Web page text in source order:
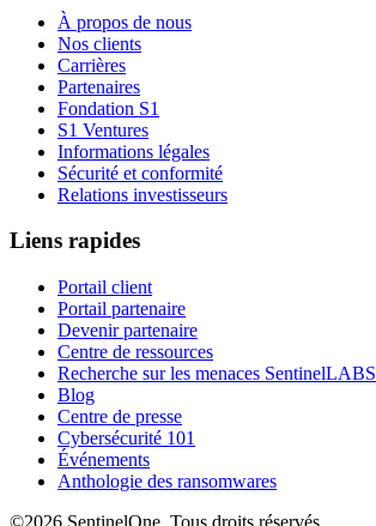
À propos de nous
Nos clients
Carrières
Partenaires
Fondation S1
S1 Ventures
Informations légales
Sécurité et conformité
Relations investisseurs
Liens rapides
Portail client
Portail partenaire
Devenir partenaire
Centre de ressources
Recherche sur les menaces SentinelLABS
Blog
Centre de presse
Cybersécurité 101
Événements
Anthologie des ransomwares